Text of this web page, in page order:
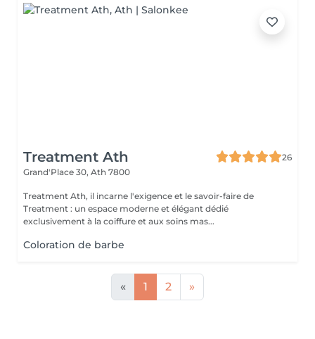
Treatment Ath
26
Grand'Place 30, Ath 7800
Treatment Ath, il incarne l'exigence et le savoir-faire de
Treatment : un espace moderne et élégant dédié
exclusivement à la coiffure et aux soins mas...
Coloration de barbe
« 1 2 »